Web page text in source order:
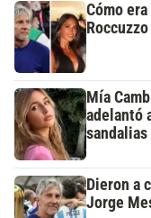
Cómo
Mía
adelantó
Dieron a
Jorge